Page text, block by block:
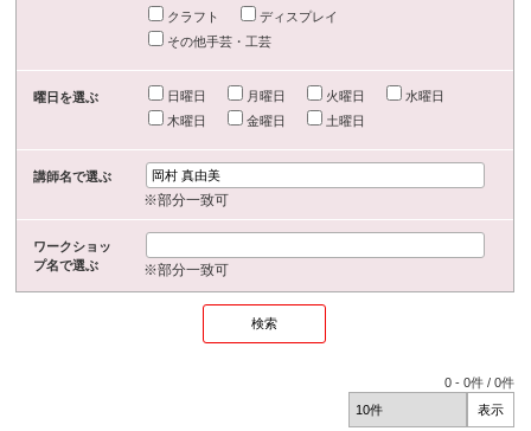
クラフト
ディスプレイ
その他手芸・工芸
曜日を選ぶ 日曜日 月曜日 火曜日
水曜日
木曜日
金曜日 土曜日
講師名で選ぶ
※部分一致可
ワークショッ
プ名で選ぶ
※部分一致可
0 -0件 /0件